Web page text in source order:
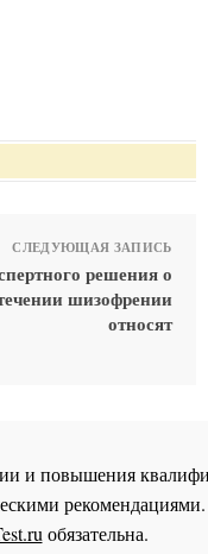
СЛЕДУЮЩАЯ ЗАПИСЬ
решения о
шизофрении
относят
и повышения
рекомендациями.
обязательна.